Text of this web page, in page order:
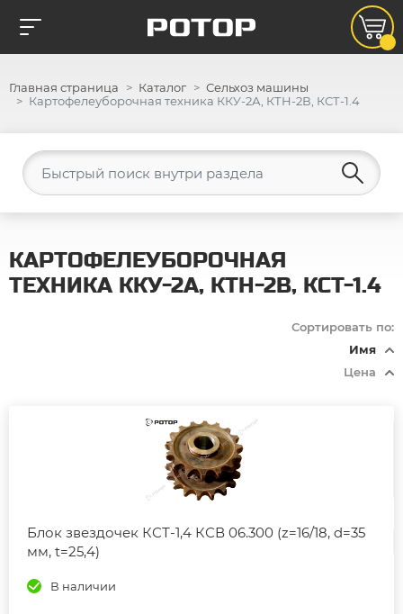
Главная страница Каталог
Сельхоз машины
Картофелеуборочная техника ККУ-2А, КТН-2В, КСТ-1.4
КАРТОФЕЛЕУБОРОЧНАЯ
ТЕХНИКА ККУ-2А, КТН-2В, КСТ-1.4
Сортировать по:
Имя
Цена
Блок звездочек КСТ-1,4 КСВ 06.300 (z=16/18, d=35
мм, t=25,4)
В наличии